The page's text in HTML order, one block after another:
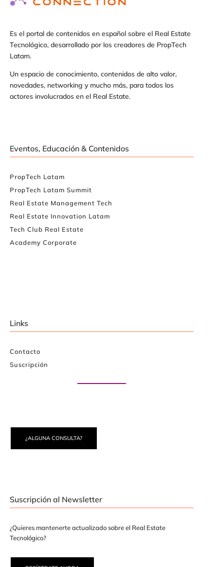
Es el portal de contenidos en español sobre el Real Estate
Tecnológico, desarrollado por los creadores de PropTech
Latam.
Un espacio de conocimiento, contenidos de alto valor,
novedades, networking y mucho más, para todos los
actores involucrados en el Real Estate.
Eventos, Educación & Contenidos
PropTech Latam
PropTech Latam Summit
Real Estate Management Tech
Real Estate Innovation Latam
Tech Club Real Estate
Academy Corporate
Links
Contacto
Suscripción
¿ALGUNA CONSULTA?
Suscripción al Newsletter
¿Quieres mantenerte actualizado sobre el Real Estate
Tecnológico?